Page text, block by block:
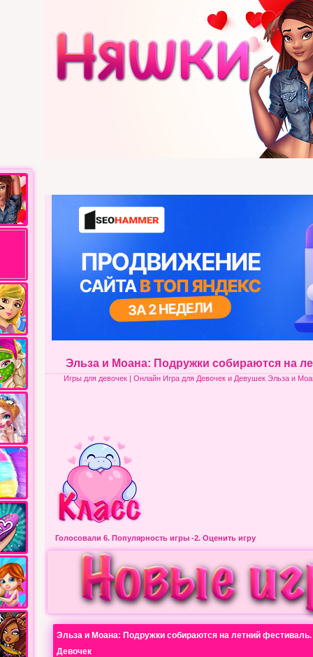
Эльза и Моана: Подружки собираются на
Игры для девочек| Онлайн Игра для Девочек и Девушек Эльза и
Голосовали 6. Популярность игры -2. Оценить игру
Эльза и Моана: Подружки собираются на летний
Девочек